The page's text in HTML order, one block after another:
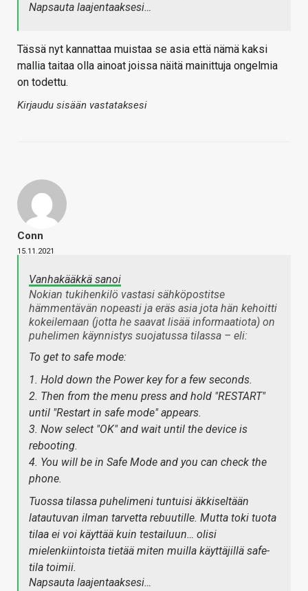
Napsauta laajentaaksesi…
Tässä nyt kannattaa muistaa se asia että nämä kaksi
mallia taitaa olla ainoat joissa näitä mainittuja ongelmia
on todettu.
Kirjaudu sisään vastataksesi
Conn
15.11.2021
Vanhakääkkä sanoi
Nokian tukihenkilö vastasi sähköpostitse
hämmentävän nopeasti ja eräs asia jota hän kehoitti
kokeilemaan (jotta he saavat lisää informaatiota) on
puhelimen käynnistys suojatussa tilassa – eli:
To get to safe mode:
1. Hold down the Power key for a few seconds.
2. Then from the menu press and hold "RESTART"
until "Restart in safe mode" appears.
3. Now select "OK" and wait until the device is
rebooting.
4. You will be in Safe Mode and you can check the
phone.
Tuossa tilassa puhelimeni tuntuisi äkkiseltään
latautuvan ilman tarvetta rebuutille. Mutta toki tuota
tilaa ei voi käyttää kuin testailuun… olisi
mielenkiintoista tietää miten muilla käyttäjillä safe-
tila toimii.
Napsauta laajentaaksesi…